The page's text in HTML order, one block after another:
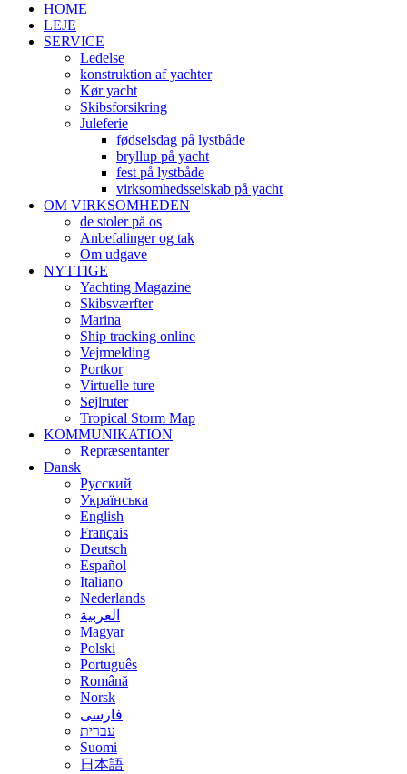
HOME
LEJE
SERVICE
Ledelse
konstruktion af yachter
Kør yacht
Skibsforsikring
Juleferie
fødselsdag på lystbåde
bryllup på yacht
fest på lystbåde
virksomhedsselskab på yacht
OM VIRKSOMHEDEN
de stoler på os
Anbefalinger og tak
Om udgave
NYTTIGE
Yachting Magazine
Skibsværfter
Marina
Ship tracking online
Vejrmelding
Portkor
Virtuelle ture
Sejlruter
Tropical Storm Map
KOMMUNIKATION
Repræsentanter
Dansk
Русский
Українська
English
Français
Deutsch
Español
Italiano
Nederlands
العربية
Magyar
Polski
Português
Română
Norsk
فارسی
עברית
Suomi
日本語